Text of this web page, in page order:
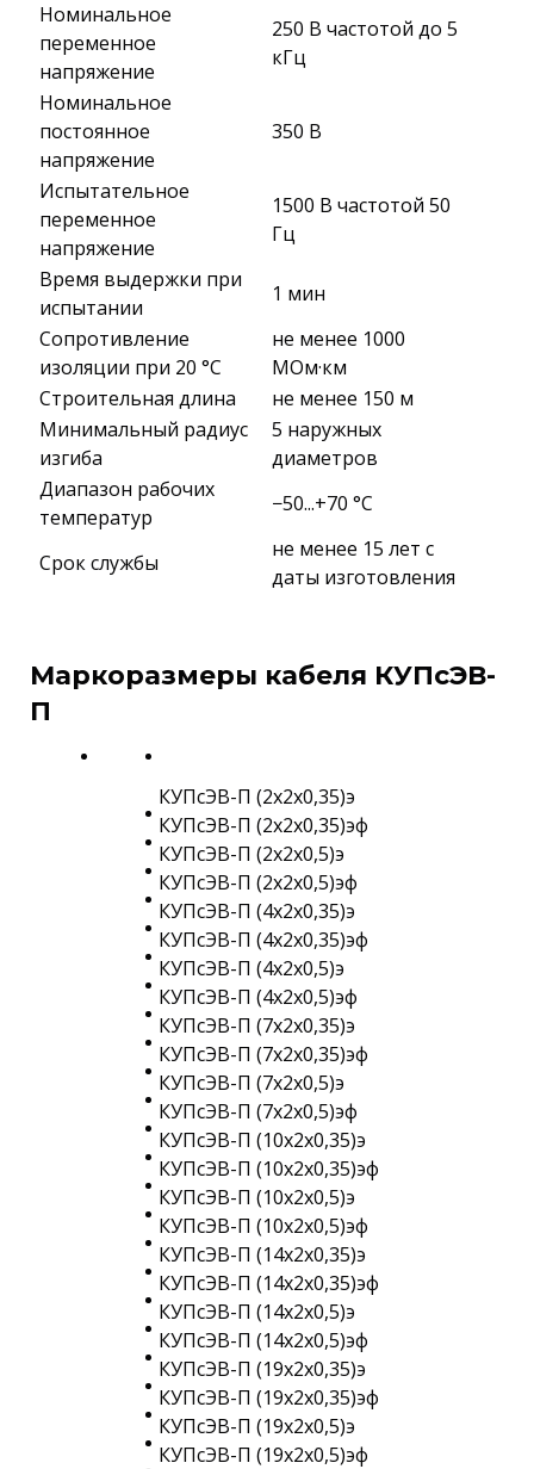
Номинальное
переменное
напряжение
250 В частотой до 5
кГц
Номинальное
постоянное
напряжение
350 В
Испытательное
переменное
напряжение
1500 В частотой 50
Гц
Время выдержки при
испытании
1 мин
Сопротивление
изоляции при 20 °С
не менее 1000
МОм·км
Строительная длина
не менее 150 м
Минимальный радиус
изгиба
5 наружных
диаметров
Диапазон рабочих
температур
−50...+70 °C
Срок службы
не менее 15 лет с
даты изготовления
Маркоразмеры кабеля КУПсЭВ-
П
КУПсЭВ-П (2х2х0,35)э
КУПсЭВ-П (2х2х0,35)эф
КУПсЭВ-П (2х2х0,5)э
КУПсЭВ-П (2х2х0,5)эф
КУПсЭВ-П (4х2х0,35)э
КУПсЭВ-П (4х2х0,35)эф
КУПсЭВ-П (4х2х0,5)э
КУПсЭВ-П (4х2х0,5)эф
КУПсЭВ-П (7х2х0,35)э
КУПсЭВ-П (7х2х0,35)эф
КУПсЭВ-П (7х2х0,5)э
КУПсЭВ-П (7х2х0,5)эф
КУПсЭВ-П (10х2х0,35)э
КУПсЭВ-П (10х2х0,35)эф
КУПсЭВ-П (10х2х0,5)э
КУПсЭВ-П (10х2х0,5)эф
КУПсЭВ-П (14х2х0,35)э
КУПсЭВ-П (14х2х0,35)эф
КУПсЭВ-П (14х2х0,5)э
КУПсЭВ-П (14х2х0,5)эф
КУПсЭВ-П (19х2х0,35)э
КУПсЭВ-П (19х2х0,35)эф
КУПсЭВ-П (19х2х0,5)э
КУПсЭВ-П (19х2х0,5)эф